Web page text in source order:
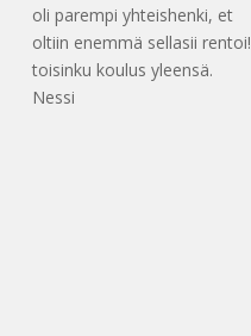
oli parempi yhteishenki, et
oltiin enemmä sellasii rentoi!
toisinku koulus yleensä.
Nessi